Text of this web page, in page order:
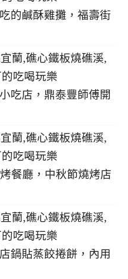
的鹹酥雞攤，福壽街
吃店，鼎泰豐師傅開
餐廳，中秋節燒烤店
鍋貼蒸餃捲餅，內用